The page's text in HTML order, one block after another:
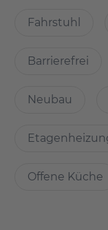
einem
Cremefarbe mit
und über einen
inklusive der
auf jede
Fahrstuhl
Barrierefrei
Neubau
Offene Küche